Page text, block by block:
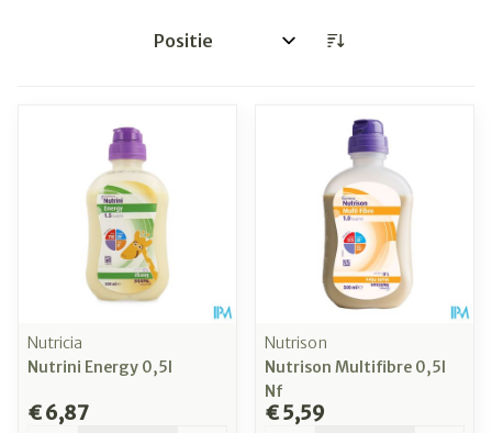
Sorteer op:
Nutricia
Nutrini Energy 0,5l
€ 6,87
Nutrison
Nutrison Multifibre 0,5l
Nf
€ 5,59